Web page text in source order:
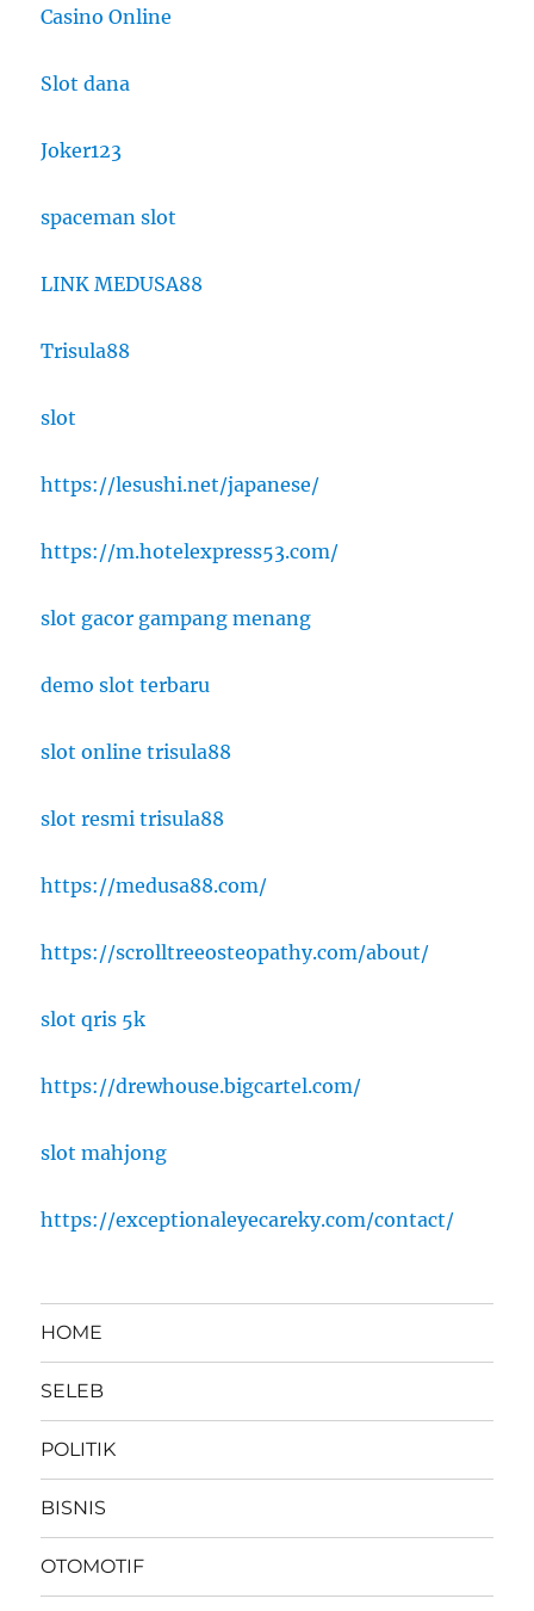
Casino Online
Slot dana
Joker123
spaceman slot
LINK MEDUSA88
Trisula88
slot
https://lesushi.net/japanese/
https://m.hotelexpress53.com/
slot gacor gampang menang
demo slot terbaru
slot online trisula88
slot resmi trisula88
https://medusa88.com/
https://scrolltreeosteopathy.com/about/
slot qris 5k
https://drewhouse.bigcartel.com/
slot mahjong
https://exceptionaleyecareky.com/contact/
HOME
SELEB
POLITIK
BISNIS
OTOMOTIF